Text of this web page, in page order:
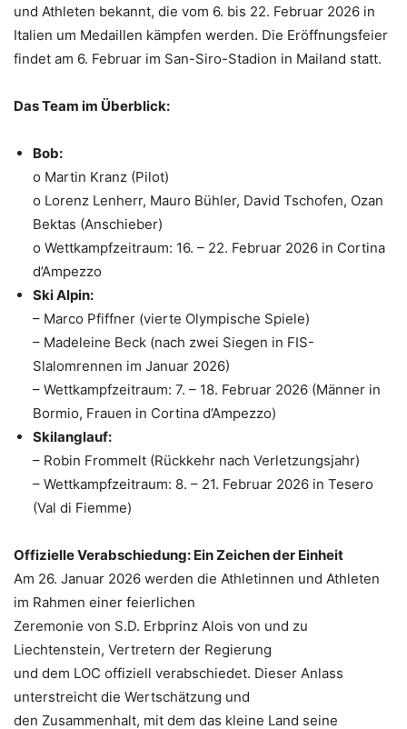
und Athleten bekannt, die vom 6. bis 22. Februar 2026 in
Italien um Medaillen kämpfen werden. Die Eröffnungsfeier
findet am 6. Februar im San-Siro-Stadion in Mailand statt.
Das Team im Überblick:
Bob:
o Martin Kranz (Pilot)
o Lorenz Lenherr, Mauro Bühler, David Tschofen, Ozan
Bektas (Anschieber)
o Wettkampfzeitraum: 16. – 22. Februar 2026 in Cortina
d’Ampezzo
Ski Alpin:
– Marco Pfiffner (vierte Olympische Spiele)
– Madeleine Beck (nach zwei Siegen in FIS-
Slalomrennen im Januar 2026)
– Wettkampfzeitraum: 7. – 18. Februar 2026 (Männer in
Bormio, Frauen in Cortina d’Ampezzo)
Skilanglauf:
– Robin Frommelt (Rückkehr nach Verletzungsjahr)
– Wettkampfzeitraum: 8. – 21. Februar 2026 in Tesero
(Val di Fiemme)
Offizielle Verabschiedung: Ein Zeichen der Einheit
Am 26. Januar 2026 werden die Athletinnen und Athleten
im Rahmen einer feierlichen
Zeremonie von S.D. Erbprinz Alois von und zu
Liechtenstein, Vertretern der Regierung
und dem LOC offiziell verabschiedet. Dieser Anlass
unterstreicht die Wertschätzung und
den Zusammenhalt, mit dem das kleine Land seine